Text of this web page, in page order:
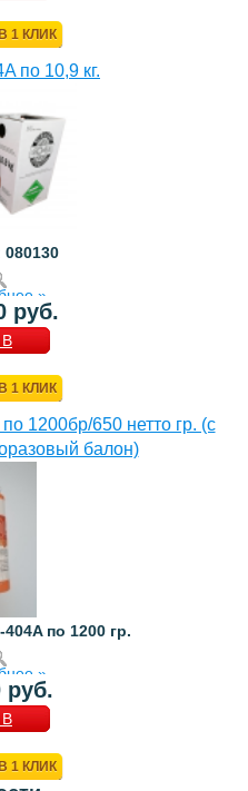
1 КЛИК
по 10,9 кг.
080130
»
руб.
В
1 КЛИК
1200бр/650 нетто гр. (с
балон)
по 1200 гр.
»
руб.
В
1 КЛИК